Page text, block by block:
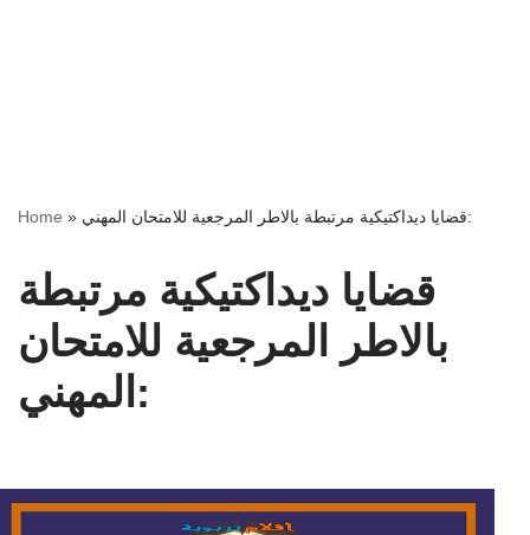
Home » قضايا ديداكتيكية مرتبطة بالاطر المرجعية للامتحان المهني:
قضايا ديداكتيكية مرتبطة
بالاطر المرجعية للامتحان
المهني: